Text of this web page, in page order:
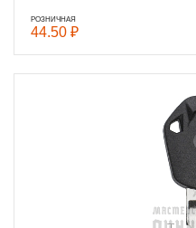
РОЗНИЧНАЯ
44.50 ₽